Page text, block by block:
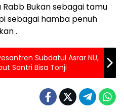
Bukan sebagai tamu
sebagai hamba penuh
.
Subdatul Asrar NU,
Santri Bisa Tonji